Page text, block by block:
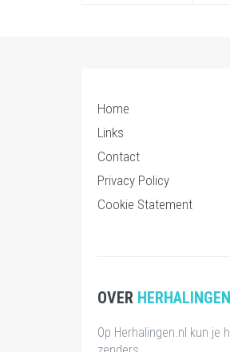
Home
Links
Contact
Privacy Policy
Cookie Statement
OVER
Op Herhalingen.nl kun je